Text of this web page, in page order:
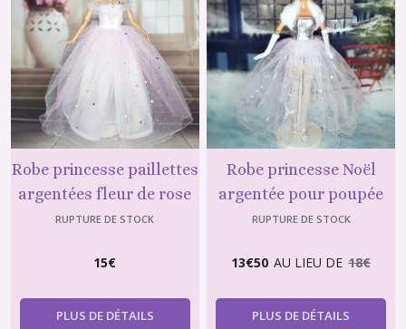
Robe princesse paillettes
argentées fleur de rose
pour poupée Barbie
RUPTURE DE STOCK
15€
PLUS DE DÉTAILS
Robe princesse Noël
argentée pour poupée
mannequin de 29 cm
RUPTURE DE STOCK
13€50 AU LIEU DE 18€
PLUS DE DÉTAILS